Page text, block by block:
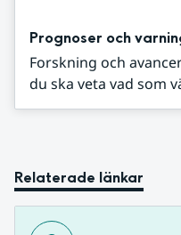
Prognoser och
Forskning och
du ska veta vad som
Relaterade länkar